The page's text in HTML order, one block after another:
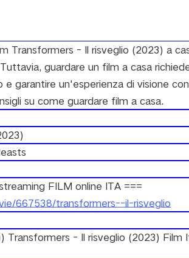
Transformers - Il risveglio (2023) a
guardare un film a casa
garantire un'esperienza di visione
su come guardare film a casa.
FILM online ITA ===
667538/transformers--il-risveglio
Transformers - Il risveglio (2023) Film